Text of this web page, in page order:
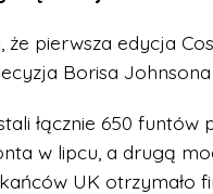
że pierwsza edycja
Borisa
łącznie 650
w lipcu, a drugą
UK otrzymało